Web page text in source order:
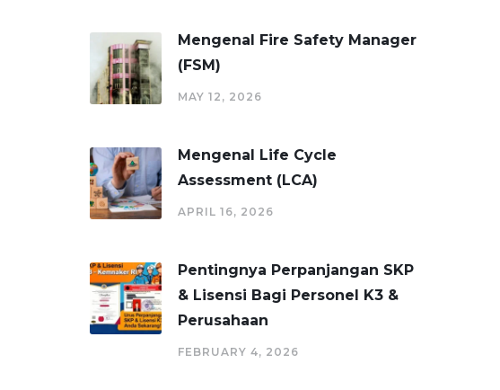
Mengenal Fire Safety Manager
(FSM)
MAY 12, 2026
Mengenal Life Cycle
Assessment (LCA)
APRIL 16, 2026
Pentingnya Perpanjangan SKP
& Lisensi Bagi Personel K3 &
Perusahaan
FEBRUARY 4, 2026